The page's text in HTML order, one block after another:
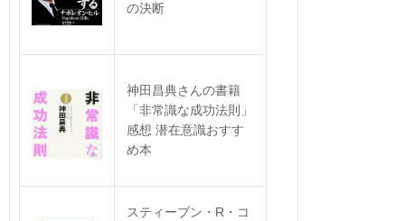
の決断
神田昌典さんの書籍
「非常識な成功法則」
感想 潜在意識おすす
め本
スティーブン・R・コ